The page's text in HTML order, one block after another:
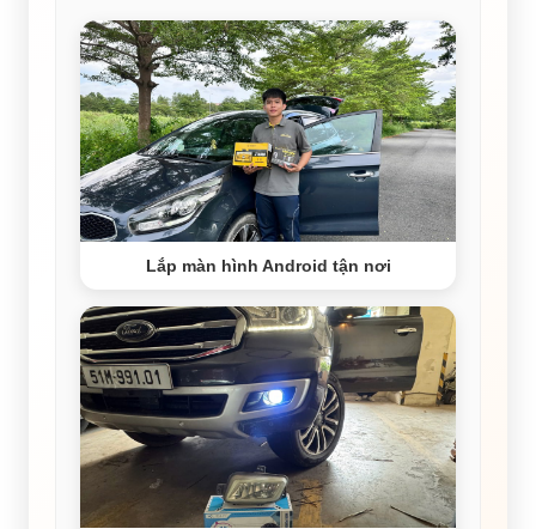
Lắp màn hình Android tận nơi